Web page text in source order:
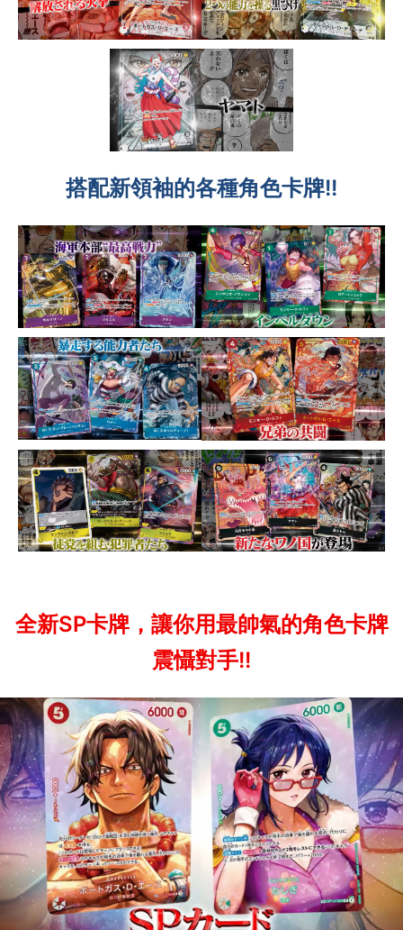
搭配新領袖的各種角色卡牌!!
全新SP卡牌，讓你用最帥氣的角色卡牌
震懾對手!!